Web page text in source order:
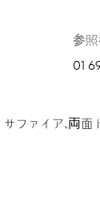
参
01
サファイア、両